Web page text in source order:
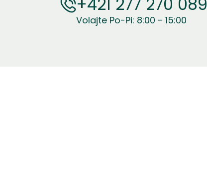
Volajte Po-Pi: 8:00 - 15:00